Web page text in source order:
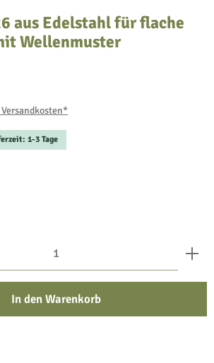
aus Edelstahl für flache
Wellenmuster
1-3 Tage
den gewünschten Wert ein oder
In den Warenkorb